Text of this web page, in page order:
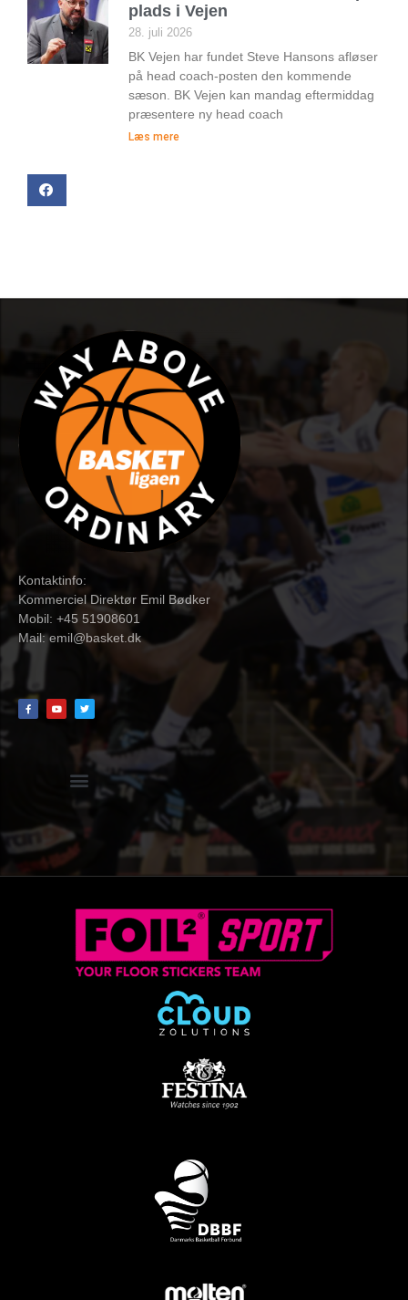
plads i Vejen
28. juli 2026
BK Vejen har fundet Steve Hansons afløser
på head coach-posten den kommende
sæson. BK Vejen kan mandag eftermiddag
præsentere ny head coach
Læs mere
Kontaktinfo:
Kommerciel Direktør Emil Bødker
Mobil: +45 51908601
Mail:emil@basket.dk